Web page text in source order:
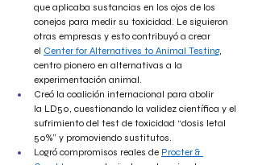
que aplicaba sustancias en los ojos de los
conejos para medir su toxicidad. Le siguieron
otras empresas y esto contribuyó a crear
el Center for Alternatives to Animal Testing,
centro pionero en alternativas a la
experimentación animal.
Creó la coalición internacional para abolir
la LD50, cuestionando la validez científica y el
sufrimiento del test de toxicidad “dosis letal
50%” y promoviendo sustitutos.
Logró compromisos reales de Procter &